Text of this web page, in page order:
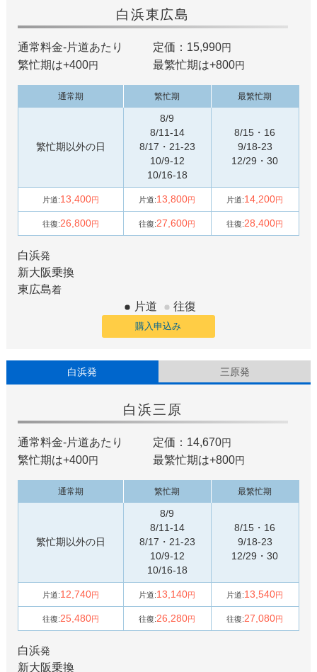
白浜東広島
通常料金-片道あたり 定価：15,990円
繁忙期は+400円 最繁忙期は+800円
通常期 繁忙期 最繁忙期
繁忙期以外の日
8/9
8/11-14
8/17・21-23
10/9-12
10/16-18
8/15・16
9/18-23
12/29・30
片道:13,400円 片道:13,800円 片道:14,200円
往復:26,800円 往復:27,600円 往復:28,400円
白浜発
新大阪乗換
東広島着
片道 往復
購入申込み
白浜発 三原発
白浜三原
通常料金-片道あたり 定価：14,670円
繁忙期は+400円 最繁忙期は+800円
通常期 繁忙期 最繁忙期
繁忙期以外の日
8/9
8/11-14
8/17・21-23
10/9-12
10/16-18
8/15・16
9/18-23
12/29・30
片道:12,740円 片道:13,140円 片道:13,540円
往復:25,480円 往復:26,280円 往復:27,080円
白浜発
新大阪乗換